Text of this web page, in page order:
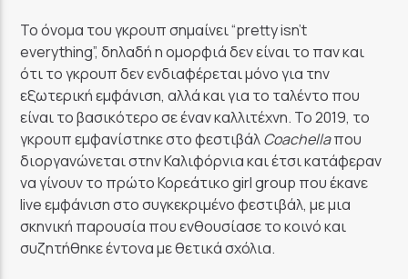
Το όνομα του γκρουπ σημαίνει “pretty isn’t
everything”, δηλαδή η ομορφιά δεν είναι το παν και
ότι το γκρουπ δεν ενδιαφέρεται μόνο για την
εξωτερική εμφάνιση, αλλά και για το ταλέντο που
είναι το βασικότερο σε έναν καλλιτέχνη. Το 2019, το
γκρουπ εμφανίστηκε στο φεστιβάλCoachellaπου
διοργανώνεται στην Καλιφόρνια και έτσι κατάφεραν
να γίνουν το πρώτο Κορεάτικο girl group που έκανε
live εμφάνιση στο συγκεκριμένο φεστιβάλ, με μια
σκηνική παρουσία που ενθουσίασε το κοινό και
συζητήθηκε έντονα με θετικά σχόλια.